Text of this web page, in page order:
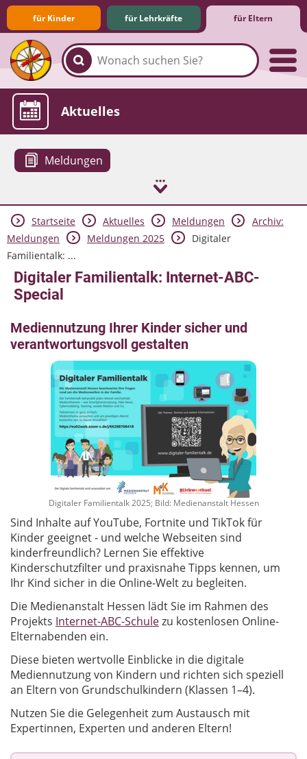
für Kinder für Lehrkräfte für Eltern
Familie & Medien
Spieletipps & Lernsoftware
Die Jüngsten im Netz
Lexikon
Aktuelles
Meldungen
Startseite Aktuelles Meldungen
Archiv:
Meldungen
Meldungen 2025
Digitaler
Familientalk: ...
Digitaler Familientalk: Internet-ABC-
Special
Mediennutzung Ihrer Kinder sicher und
verantwortungsvoll gestalten
Digitaler Familientalk 2025; Bild: Medienanstalt Hessen
Sind Inhalte auf YouTube, Fortnite und TikTok für
Kinder geeignet - und welche Webseiten sind
kinderfreundlich? Lernen Sie effektive
Kinderschutzfilter und praxisnahe Tipps kennen, um
Ihr Kind sicher in die Online-Welt zu begleiten.
Die Medienanstalt Hessen lädt Sie im Rahmen des
Projekts Internet-ABC-Schulezu kostenlosen Online-
Elternabenden ein.
Diese bieten wertvolle Einblicke in die digitale
Mediennutzung von Kindern und richten sich speziell
an Eltern von Grundschulkindern (Klassen 1–4).
Nutzen Sie die Gelegenheit zum Austausch mit
Expertinnen, Experten und anderen Eltern!